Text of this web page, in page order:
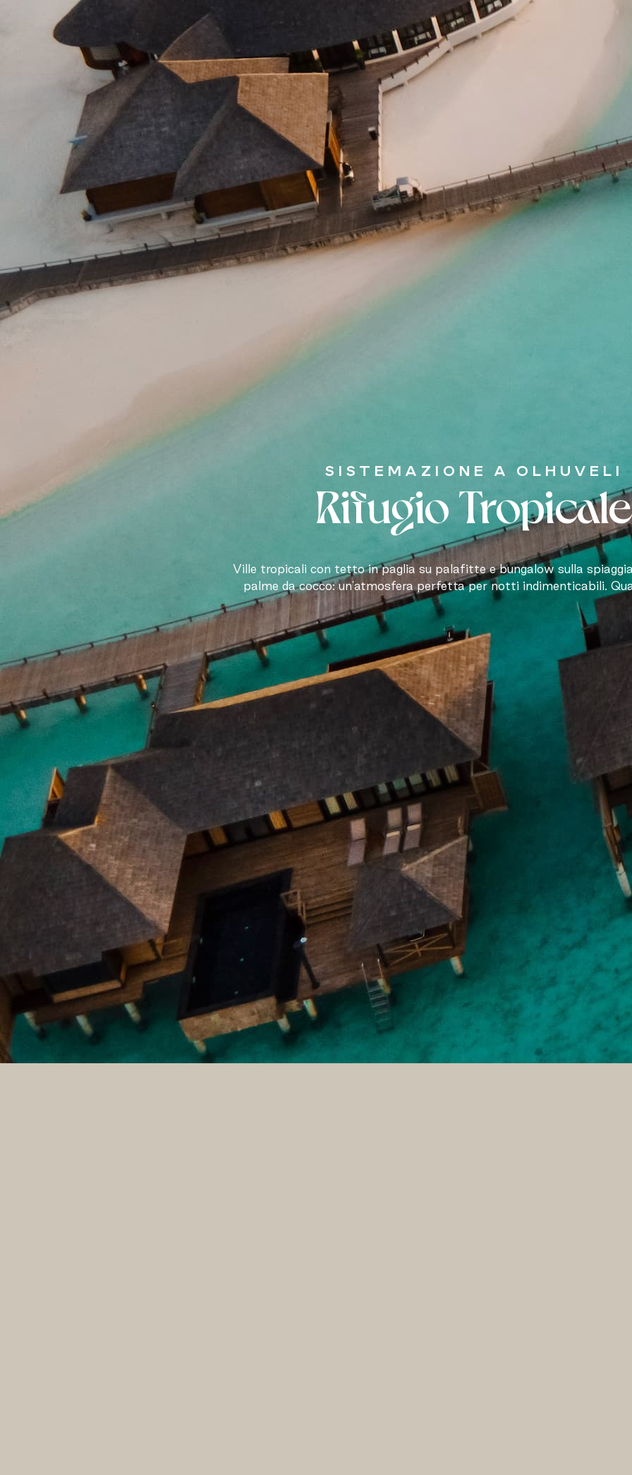
SISTEMAZIONE A OLHUVELI
Rifugio Tropicale
Ville tropicali con tetto in paglia su palafitte e bungalow sulla
palme da cocco: un'atmosfera perfetta per notti indimenticabili.